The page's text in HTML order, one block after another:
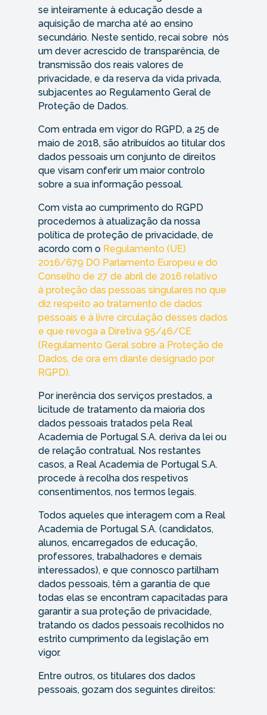
se inteiramente à educação desde a
aquisição de marcha até ao ensino
secundário. Neste sentido, recai sobre nós
um dever acrescido de transparência, de
transmissão dos reais valores de
privacidade, e da reserva da vida privada,
subjacentes ao Regulamento Geral de
Proteção de Dados.
Com entrada em vigor do RGPD, a 25 de
maio de 2018, são atribuídos ao titular dos
dados pessoais um conjunto de direitos
que visam conferir um maior controlo
sobre a sua informação pessoal.
Com vista ao cumprimento do RGPD
procedemos à atualização da nossa
política de proteção de privacidade, de
acordo com o Regulamento (UE)
2016/679 DO Parlamento Europeu e do
Conselho de 27 de abril de 2016 relativo
à proteção das pessoas singulares no que
diz respeito ao tratamento de dados
pessoais e à livre circulação desses dados
e que revoga a Diretiva 95/46/CE
(Regulamento Geral sobre a Proteção de
Dados, de ora em diante designado por
RGPD).
Por inerência dos serviços prestados, a
licitude de tratamento da maioria dos
dados pessoais tratados pela Real
Academia de Portugal S.A. deriva da lei ou
de relação contratual. Nos restantes
casos, a Real Academia de Portugal S.A.
procede à recolha dos respetivos
consentimentos, nos termos legais.
Todos aqueles que interagem com a Real
Academia de Portugal S.A. (candidatos,
alunos, encarregados de educação,
professores, trabalhadores e demais
interessados), e que connosco partilham
dados pessoais, têm a garantia de que
todas elas se encontram capacitadas para
garantir a sua proteção de privacidade,
tratando os dados pessoais recolhidos no
estrito cumprimento da legislação em
vigor.
Entre outros, os titulares dos dados
pessoais, gozam dos seguintes direitos: